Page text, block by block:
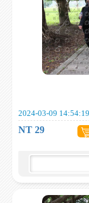
2024-03-09 14:54:19
NT 29